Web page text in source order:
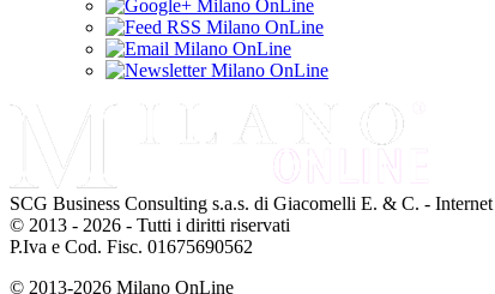
SCG Business Consulting s.a.s. di Giacomelli E. & C. -
© 2013 - 2026 - Tutti i diritti riservati
P.Iva e Cod. Fisc. 01675690562
© 2013-2026 Milano OnLine